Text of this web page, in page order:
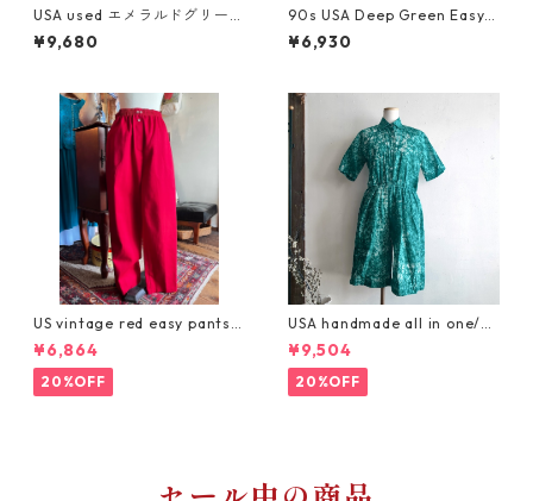
USA used エメラルドグリーン
の美しいシルエットパンツ
¥9,680
90s USA Deep Green Easy P
ants/温かみのある深グリーン
のヴィンテージパンツ
¥6,930
US vintage red easy pants/
シルエット良好真っ赤なイー
ジーパンツ
¥6,864
20%OFF
USA handmade all in one/グ
リーンの絞り染めハーフ丈オ
ールインワン
¥9,504
20%OFF